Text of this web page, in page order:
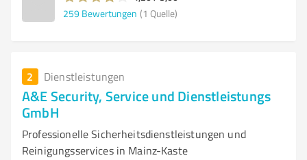
259 Bewertungen (1 Quelle)
2 Dienstleistungen
A&E Security, Service und Dienstleistungs
GmbH
Professionelle Sicherheitsdienstleistungen und
Reinigungsservices in Mainz-Kaste